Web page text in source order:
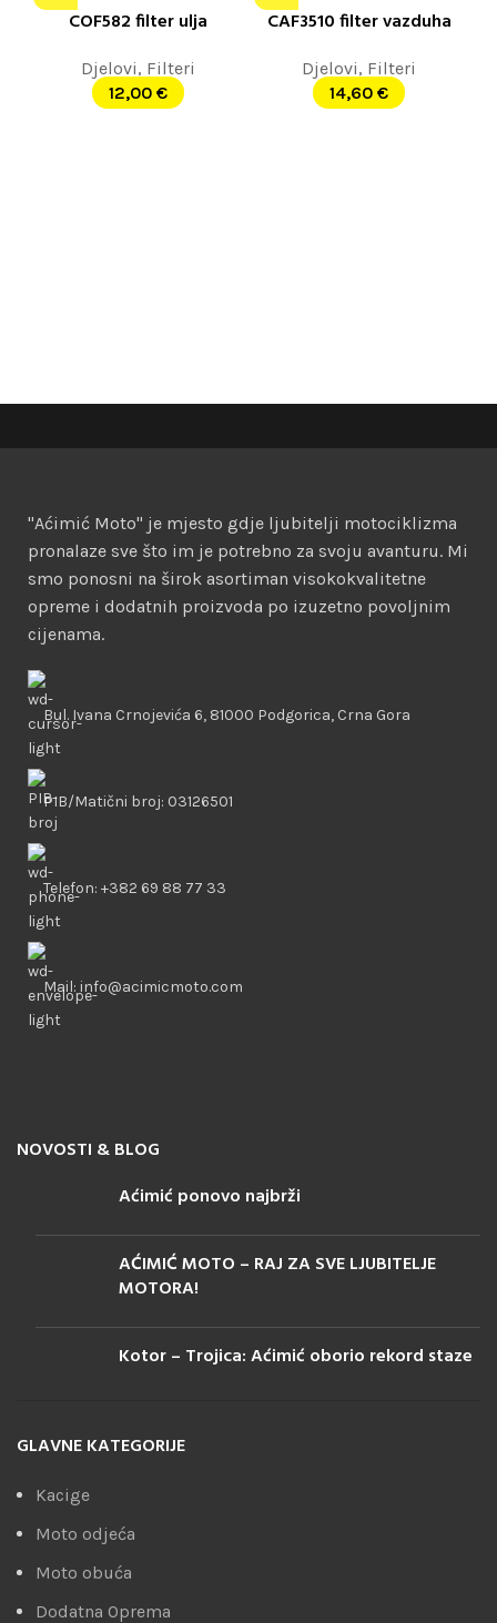
COF582 filter ulja
Djelovi, Filteri
12,00 €
CAF3510 filter vazduha
Djelovi, Filteri
14,60 €
"Aćimić Moto" je mjesto gdje ljubitelji motociklizma
pronalaze sve što im je potrebno za svoju avanturu. Mi
smo ponosni na širok asortiman visokokvalitetne
opreme i dodatnih proizvoda po izuzetno povoljnim
cijenama.
Bul. Ivana Crnojevića 6, 81000 Podgorica, Crna Gora
PIB/Matični broj: 03126501
Telefon: +382 69 88 77 33
Mail: info@acimicmoto.com
NOVOSTI & BLOG
Aćimić ponovo najbrži
AĆIMIĆ MOTO – RAJ ZA SVE LJUBITELJE
MOTORA!
Kotor – Trojica: Aćimić oborio rekord staze
GLAVNE KATEGORIJE
Kacige
Moto odjeća
Moto obuća
Dodatna Oprema